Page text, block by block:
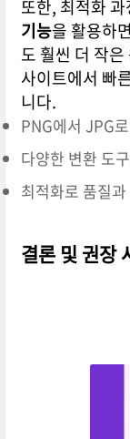
또한, 최적화 과
기능을 활용하
도 훨씬 더 작
사이트에서 빠
니다.
PNG에서 JPG
다양한 변환 도
최적화로 품질
결론 및 권장